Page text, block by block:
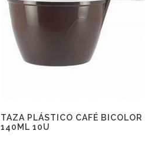
TAZA PLÁSTICO CAFÉ BICOLOR
140ML 10U